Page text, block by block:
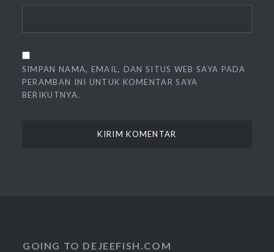
SIMPAN NAMA, EMAIL, DAN SITUS WEB SAYA PADA
PERAMBAN INI UNTUK KOMENTAR SAYA
BERIKUTNYA.
GOING TO DEJEEFISH.COM